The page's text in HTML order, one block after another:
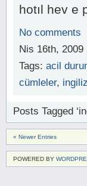
hotıl hev e
No comments
Nis 16th, 2009
Tags: acil
cümleler,
Posts Tagged
« Newer Entries
POWERED BY